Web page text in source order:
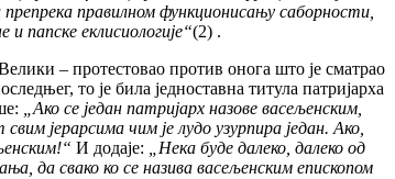
правилном функционисању саборности,
папске еклисиологије“(2) .
– протестовао против онога што је сматрао
то је била једноставна титула патријарха
„Ако се један патријарх назове васељенским,
јерарсима чим је лудо узурпира један. Ако,
И додаје: „Нека буде далеко, далеко од
да свако ко се назива васељенским епископом